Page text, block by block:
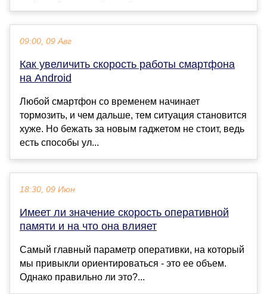
09:00, 09 Авг
Как увеличить скорость работы смартфона
на Android
Любой смартфон со временем начинает
тормозить, и чем дальше, тем ситуация становится
хуже. Но бежать за новым гаджетом не стоит, ведь
есть способы ул...
18:30, 09 Июн
Имеет ли значение скорость оперативной
памяти и на что она влияет
Самый главный параметр оперативки, на который
мы привыкли ориентироваться - это ее объем.
Однако правильно ли это?...